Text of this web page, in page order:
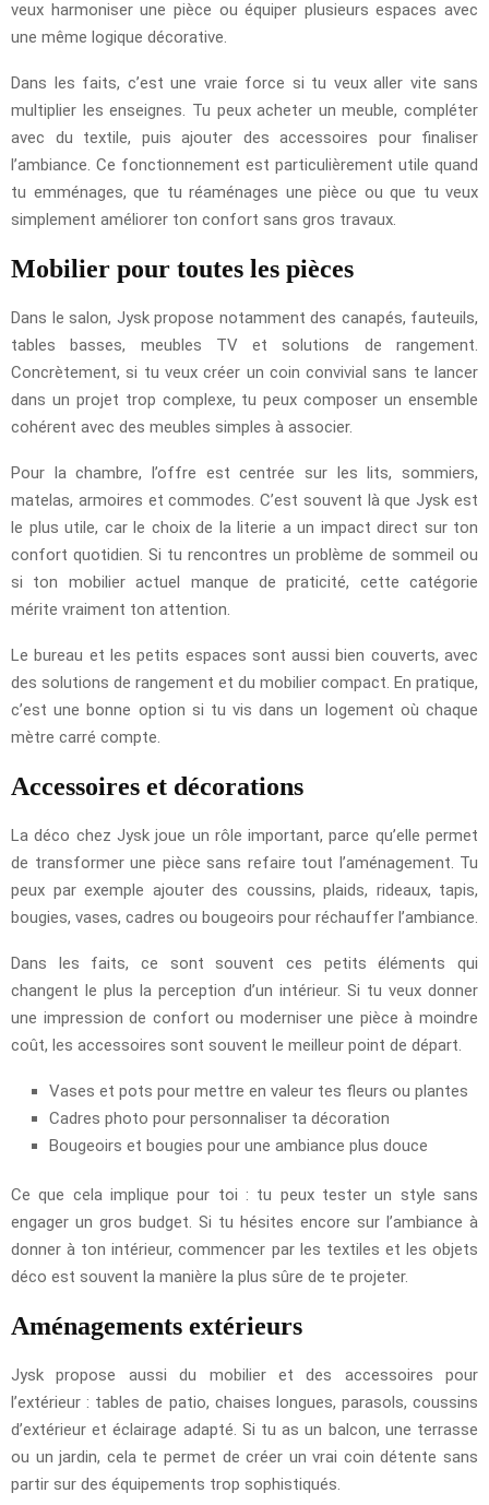
veux harmoniser une pièce ou équiper plusieurs espaces avec
une même logique décorative.
Dans les faits, c’est une vraie force si tu veux aller vite sans
multiplier les enseignes. Tu peux acheter un meuble, compléter
avec du textile, puis ajouter des accessoires pour finaliser
l’ambiance. Ce fonctionnement est particulièrement utile quand
tu emménages, que tu réaménages une pièce ou que tu veux
simplement améliorer ton confort sans gros travaux.
Mobilier pour toutes les pièces
Dans le salon, Jysk propose notamment des canapés, fauteuils,
tables basses, meubles TV et solutions de rangement.
Concrètement, si tu veux créer un coin convivial sans te lancer
dans un projet trop complexe, tu peux composer un ensemble
cohérent avec des meubles simples à associer.
Pour la chambre, l’offre est centrée sur les lits, sommiers,
matelas, armoires et commodes. C’est souvent là que Jysk est
le plus utile, car le choix de la literie a un impact direct sur ton
confort quotidien. Si tu rencontres un problème de sommeil ou
si ton mobilier actuel manque de praticité, cette catégorie
mérite vraiment ton attention.
Le bureau et les petits espaces sont aussi bien couverts, avec
des solutions de rangement et du mobilier compact. En pratique,
c’est une bonne option si tu vis dans un logement où chaque
mètre carré compte.
Accessoires et décorations
La déco chez Jysk joue un rôle important, parce qu’elle permet
de transformer une pièce sans refaire tout l’aménagement. Tu
peux par exemple ajouter des coussins, plaids, rideaux, tapis,
bougies, vases, cadres ou bougeoirs pour réchauffer l’ambiance.
Dans les faits, ce sont souvent ces petits éléments qui
changent le plus la perception d’un intérieur. Si tu veux donner
une impression de confort ou moderniser une pièce à moindre
coût, les accessoires sont souvent le meilleur point de départ.
Vases et pots pour mettre en valeur tes fleurs ou plantes
Cadres photo pour personnaliser ta décoration
Bougeoirs et bougies pour une ambiance plus douce
Ce que cela implique pour toi : tu peux tester un style sans
engager un gros budget. Si tu hésites encore sur l’ambiance à
donner à ton intérieur, commencer par les textiles et les objets
déco est souvent la manière la plus sûre de te projeter.
Aménagements extérieurs
Jysk propose aussi du mobilier et des accessoires pour
l’extérieur : tables de patio, chaises longues, parasols, coussins
d’extérieur et éclairage adapté. Si tu as un balcon, une terrasse
ou un jardin, cela te permet de créer un vrai coin détente sans
partir sur des équipements trop sophistiqués.